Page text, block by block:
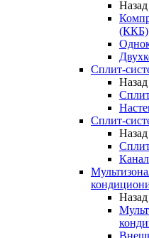
Назад
(ККБ)
Сплит-
Назад
Сплит-
Назад
Назад